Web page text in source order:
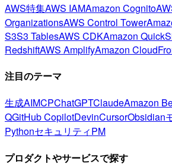
AWS特集AWS IAMAmazon Cognito
OrganizationsAWS Control Tower
S3S3 TablesAWS CDKAmazon
RedshiftAWS AmplifyAmazon
注目のテーマ
生成AIMCPChatGPTClaudeAmazon
QGitHub CopilotDevinCursorObsidian
PythonセキュリティPM
プロダクトやサービスで探す